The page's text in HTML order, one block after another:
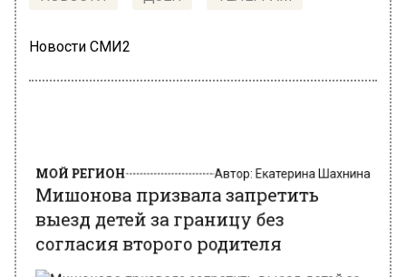
Новости СМИ2
Мишонова призвала запретить
выезд детей за границу без
согласия второго родителя